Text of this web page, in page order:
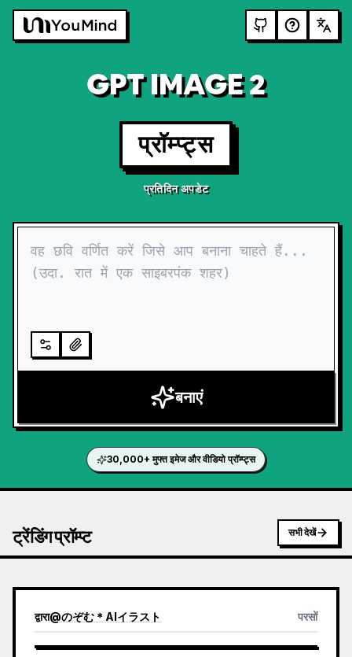
GPT IMAGE 2
प्रॉम्प्ट्स
प्रतिदिन अपडेट
बनाएं
30,000+ मुफ्त इमेज और वीडियो प्रॉम्प्ट्स
ट्रेंडिंग प्रॉम्प्ट सभी देखें
द्वारा@のぞむ＊AIイラスト परसों